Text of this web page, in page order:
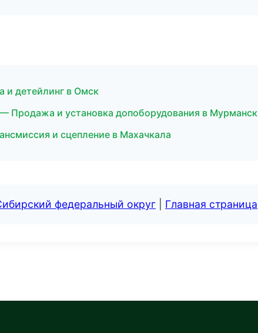
детейлинг в Омск
Продажа и установка допоборудования в Мурманск
и сцепление в Махачкала
федеральный округ Главная страница